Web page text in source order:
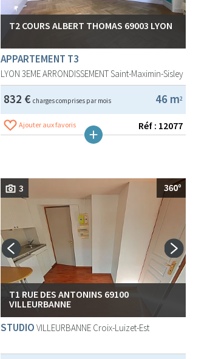
T2 COURS ALBERT THOMAS 69003 LYON
APPARTEMENT T3
LYON 3EME ARRONDISSEMENTSaint-Maximin-Sisley
46 m2
832 € charges comprises par mois
Ajouter aux favoris Réf : 12077
3
T1 RUE DES ANTONINS 69100
VILLEURBANNE
STUDIO VILLEURBANNE Croix-Luizet-Est